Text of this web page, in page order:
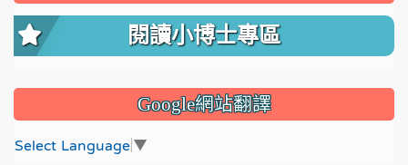
閱讀小博士專區
Google網站翻譯
Select Language ▼